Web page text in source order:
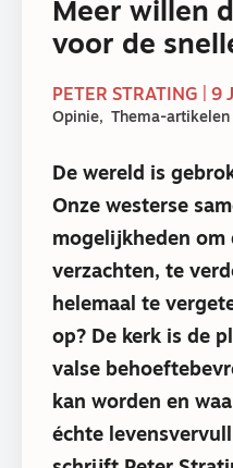
Meer willen
voor de
PETER STRATING | 9
Opinie Thema-artikelen
De wereld is
Onze westerse
mogelijkheden om
verzachten, te
helemaal te
op? De kerk is de
valse
kan worden en
échte